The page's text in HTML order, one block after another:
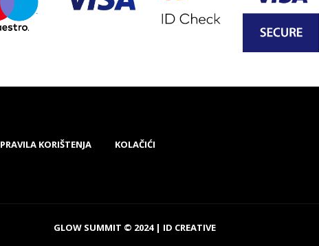
PRAVILA KORIŠTENJA KOLAČIĆI
GLOW SUMMIT © 2024 | ID CREATIVE